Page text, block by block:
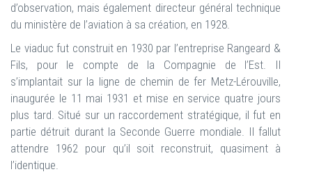
d’observation, mais également directeur général technique
du ministère de l’aviation à sa création, en 1928.
Le viaduc fut construit en 1930 par l’entreprise Rangeard &
Fils, pour le compte de la Compagnie de l’Est. Il
s’implantait sur la ligne de chemin de fer Metz-Lérouville,
inaugurée le 11 mai 1931 et mise en service quatre jours
plus tard. Situé sur un raccordement stratégique, il fut en
partie détruit durant la Seconde Guerre mondiale. Il fallut
attendre 1962 pour qu’il soit reconstruit, quasiment à
l’identique.